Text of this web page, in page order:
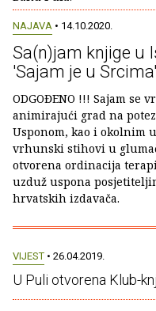
NAJAVA • 14.10.2020.
Sa(n)jam knjige u
'Sajam je u Srcima'
ODGOĐENO !!! Sajam se
animirajući grad na
Usponom, kao i okolnim
vrhunski stihovi u
otvorena ordinacija
uzduž uspona
hrvatskih izdavača.
VIJEST • 26.04.2019.
U Puli otvorena Klub-